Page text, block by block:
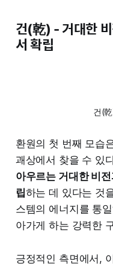
건(乾) - 거대한
서 확립
건(
환원의 첫 번째 모습
괘상에서 찾을 수 있
아우르는 거대한 비
립하는 데 있다는 것
스템의 에너지를 통
아가게 하는 강력한
긍정적인 측면에서,